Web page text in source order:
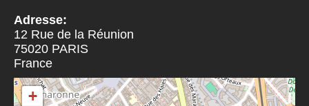
Adresse:
12 Rue de la Réunion
75020 PARIS
France
+